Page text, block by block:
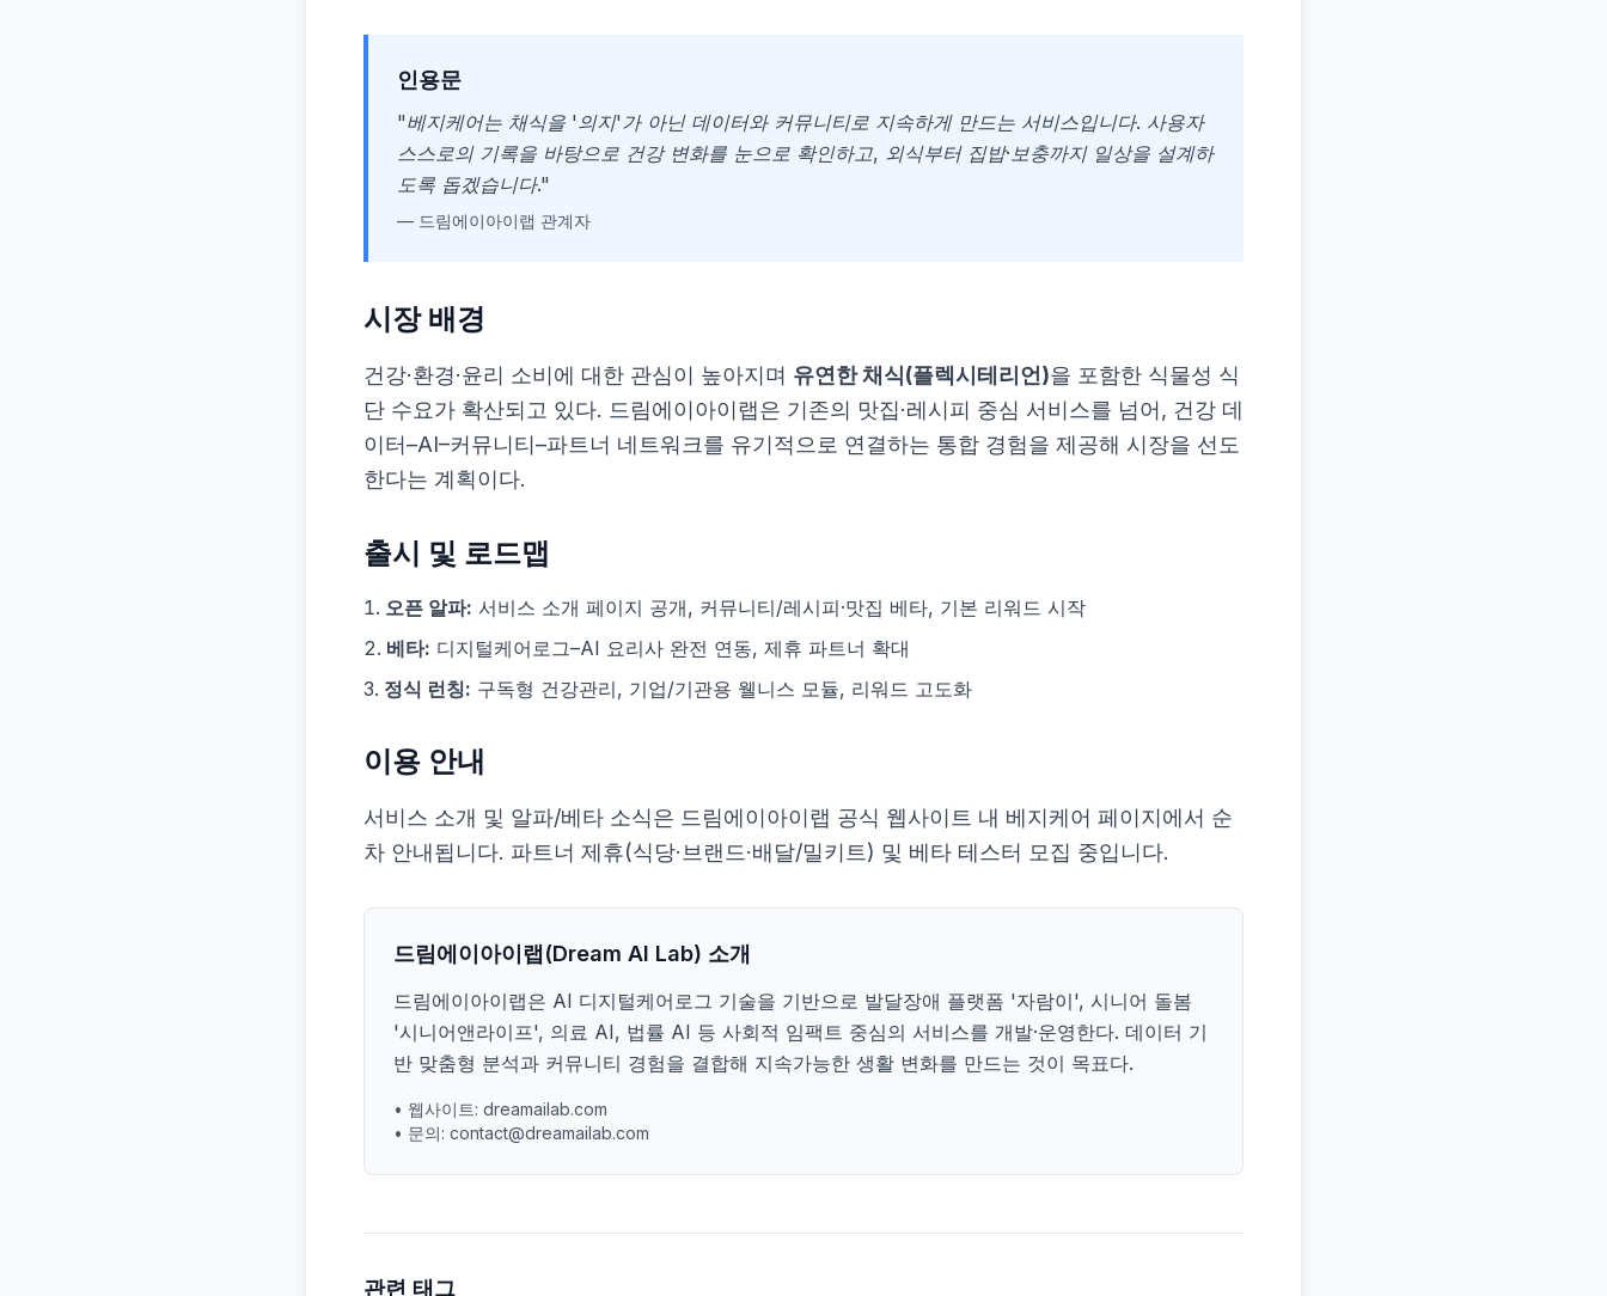
인용문
"베지케어는 채식을 '의지'가 아닌 데이터와 커뮤니티로 지속하게 만드는 서비스입니다. 사용자
스스로의 기록을 바탕으로 건강 변화를 눈으로 확인하고, 외식부터 집밥·보충까지 일상을 설계하
도록 돕겠습니다."
— 드림에이아이랩 관계자
시장 배경
건강·환경·윤리 소비에 대한 관심이 높아지며 유연한 채식(플렉시테리언)을 포함한 식물성 식
단 수요가 확산되고 있다. 드림에이아이랩은 기존의 맛집·레시피 중심 서비스를 넘어, 건강 데
이터–AI–커뮤니티–파트너 네트워크를 유기적으로 연결하는 통합 경험을 제공해 시장을 선도
한다는 계획이다.
출시 및 로드맵
오픈 알파: 서비스 소개 페이지 공개, 커뮤니티/레시피·맛집 베타, 기본 리워드 시작
베타: 디지털케어로그–AI 요리사 완전 연동, 제휴 파트너 확대
정식 런칭: 구독형 건강관리, 기업/기관용 웰니스 모듈, 리워드 고도화
이용 안내
서비스 소개 및 알파/베타 소식은 드림에이아이랩 공식 웹사이트 내 베지케어 페이지에서 순
차 안내됩니다. 파트너 제휴(식당·브랜드·배달/밀키트) 및 베타 테스터 모집 중입니다.
드림에이아이랩(Dream AI Lab) 소개
드림에이아이랩은 AI 디지털케어로그 기술을 기반으로 발달장애 플랫폼 '자람이', 시니어 돌봄
'시니어앤라이프', 의료 AI, 법률 AI 등 사회적 임팩트 중심의 서비스를 개발·운영한다. 데이터 기
반 맞춤형 분석과 커뮤니티 경험을 결합해 지속가능한 생활 변화를 만드는 것이 목표다.
• 웹사이트: dreamailab.com
• 문의: contact@dreamailab.com
관련 태그